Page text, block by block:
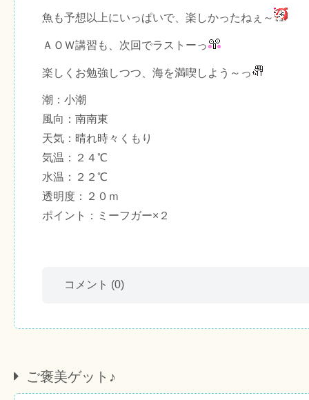
魚も予想以上にいっぱいで、楽しかったねぇ～
ＡＯＷ講習も、次回でラストーっ
楽しくお勉強しつつ、海を満喫しよう～っ
潮：小潮
風向：南南東
天気：晴れ時々くもり
気温：２４℃
水温：２２℃
透明度：２０ｍ
ポイント：ミーフガー×２
コメント (0)
ご褒美ゲット♪